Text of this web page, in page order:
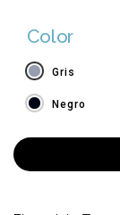
Color
Gris
Negro